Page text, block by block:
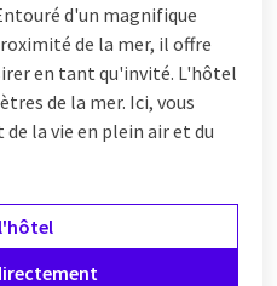
d'un magnifique
de la mer, il offre
en tant qu'invité. L'hôtel
de la mer. Ici, vous
la vie en plein air et du